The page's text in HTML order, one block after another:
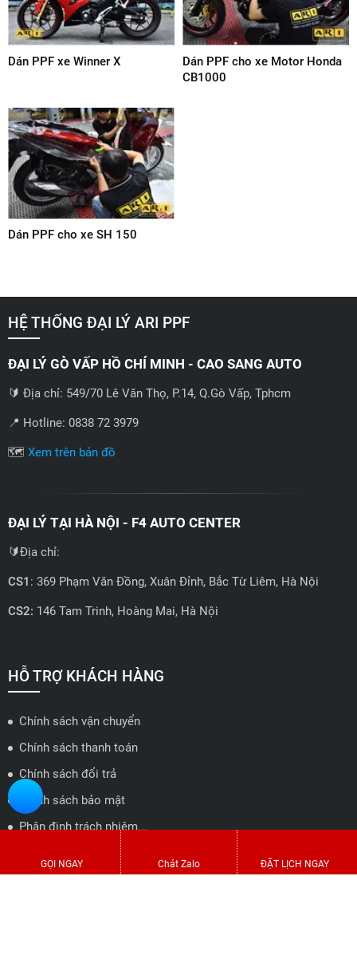
Dán PPF xe Winner X
Dán PPF cho xe Motor Honda
CB1000
Dán PPF cho xe SH 150
HỆ THỐNG ĐẠI LÝ ARI PPF
ĐẠI LÝ GÒ VẤP HỒ CHÍ MINH - CAO SANG AUTO
🔰 Địa chỉ: 549/70 Lê Văn Thọ, P.14, Q.Gò Vấp, Tphcm
📍 Hotline: 0838 72 3979
🗺️ Xem trên bản đồ
ĐẠI LÝ TẠI HÀ NỘI - F4 AUTO CENTER
🔰Địa chỉ:
CS1 : 369 Phạm Văn Đồng, Xuân Đỉnh, Bắc Từ Liêm, Hà Nội
CS2: 146 Tam Trinh, Hoàng Mai, Hà Nội
🗺️Xem trên bản đồ
ĐẠI LÝ QUẬN 2 HCM - HẢI TRIỀU AUTO
🔰 Địa chỉ: 78-80 Vũ Tông Phan, P.An Phú, TP Thủ Đức, TP HCM
📍 Hotline: 0938584113
🗺️Xem trên bản đồ
HỖ TRỢ KHÁCH HÀNG
Chính sách vận chuyển
Chính sách thanh toán
Chính sách đổi trả
Chính sách bảo mật
Phân định trách nhiệm...
Liên hệ với chúng tôi
GỌI NGAY Chát Zalo ĐẶT LỊCH NGAY